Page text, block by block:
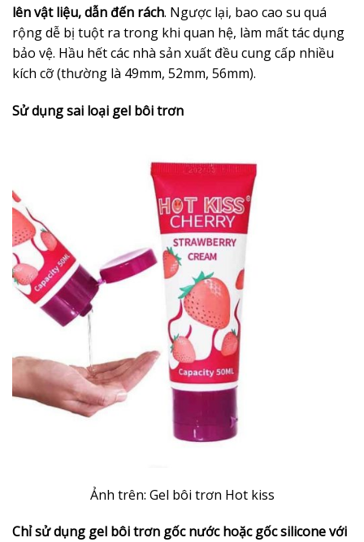
lên vật liệu, dẫn đến rách. Ngược lại, bao cao su quá
rộng dễ bị tuột ra trong khi quan hệ, làm mất tác dụng
bảo vệ. Hầu hết các nhà sản xuất đều cung cấp nhiều
kích cỡ (thường là 49mm, 52mm, 56mm).
Sử dụng sai loại gel bôi trơn
Ảnh trên: Gel bôi trơn Hot kiss
Chỉ sử dụng gel bôi trơn gốc nước hoặc gốc silicone với